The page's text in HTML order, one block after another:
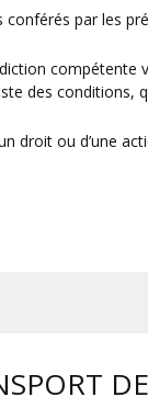
par les
compétente
des conditions,
droit ou